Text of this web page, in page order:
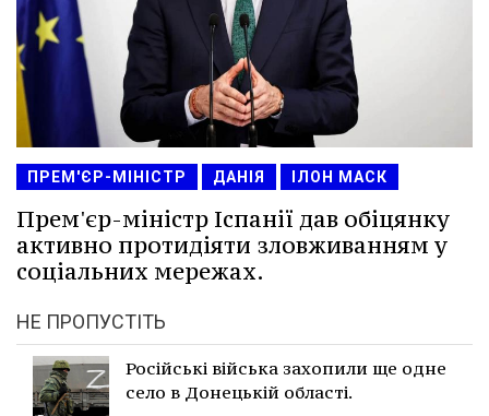
ПРЕМ'ЄР-МІНІСТР ДАНІЯ ІЛОН МАСК
Прем'єр-міністр Іспанії дав обіцянку
активно протидіяти зловживанням у
соціальних мережах.
НЕ ПРОПУСТІТЬ
Російські війська захопили ще одне
село в Донецькій області.